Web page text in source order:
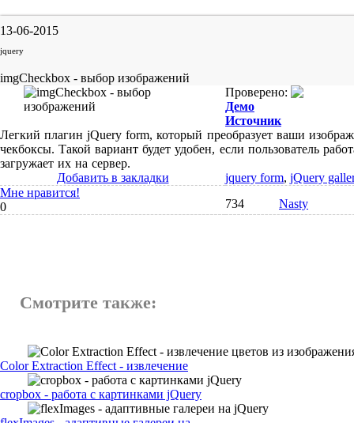
13-06-2015
jquery
imgCheckbox - выбор изображений
Проверено:
Демо
Источник
Легкий плагин jQuery form, который преобразует ваши
чекбоксы. Такой вариант будет удобен, если пользователь
загружает их на сервер.
Добавить в закладки
jquery form, jQuery
Мне нравится!
0
734 Nasty
Смотрите также:
Color Extraction Effect - извлечение
cropbox - работа с картинками jQuery